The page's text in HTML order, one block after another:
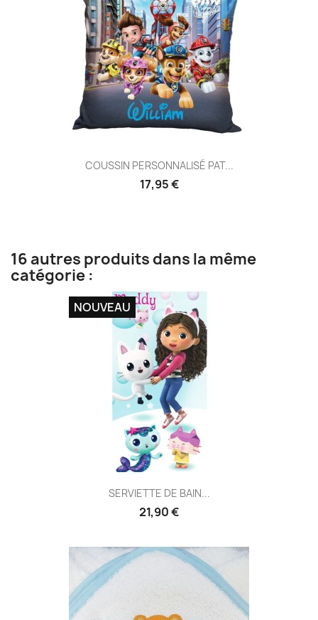
COUSSIN PERSONNALISÉ PAT...
17,95 €
16 autres produits dans la même
catégorie :
SERVIETTE DE BAIN...
21,90 €
NOUVEAU